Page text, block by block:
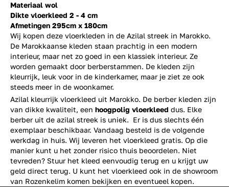
Materiaal wol
Dikte vloerkleed 2 - 4 cm
Afmetingen 295cm x 180cm
Wij kopen deze vloerkleden in de Azilal streek in Marokko.
De Marokkaanse kleden staan prachtig in een modern
interieur, maar net zo goed in een klassiek interieur. Ze
worden gemaakt door berberstammen. De kleden zijn
kleurrijk, leuk voor in de kinderkamer, maar je ziet ze ook
steeds meer in de woonkamer.
Azilal kleurrijk vloerkleed uit Marokko. De berber kleden zijn
van dikke kwaliteit, een hoogpolig vloerkleed dus. Elke
berber uit de azilal streek is uniek. Er is dus slechts één
exemplaar beschikbaar. Vandaag besteld is de volgende
werkdag in huis. Wij leveren het vloerkleed gratis. Op die
manier kunt u het zonder risico thuis beoordelen. Niet
tevreden? Stuur het kleed eenvoudig terug en u krijgt uw
geld direct terug. U kunt het vloerkleed ook in de showroom
van Rozenkelim komen bekijken en eventueel kopen.